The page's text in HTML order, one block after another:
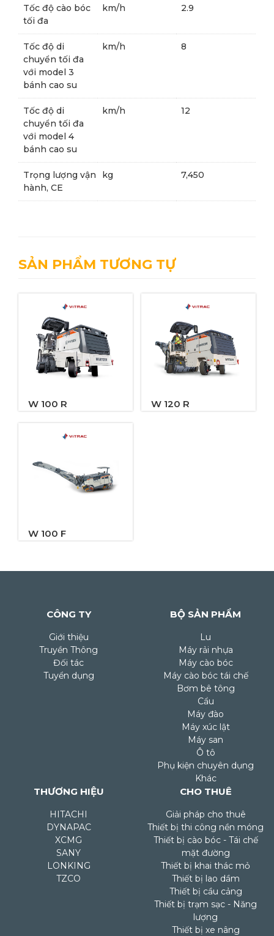
Tốc độ cào bóc
tối đa
km/h 2.9
Tốc độ di
chuyển tối đa
với model 3
bánh cao su
km/h 8
Tốc độ di
chuyển tối đa
với model 4
bánh cao su
km/h 12
Trọng lượng vận
hành, CE
kg 7,450
SẢN PHẨM TƯƠNG TỰ
W 100 R W 120 R
W 100 F
CÔNG TY
Giới thiệu
Truyền Thông
Đối tác
Tuyển dụng
BỘ SẢN PHẨM
Lu
Máy rải nhựa
Máy cào bóc
Máy cào bóc tái chế
Bơm bê tông
Cẩu
Máy đào
Máy xúc lật
Máy san
Ô tô
Phụ kiện chuyên dụng
Khác
THƯƠNG HIỆU
HITACHI
DYNAPAC
XCMG
SANY
LONKING
TZCO
CHO THUÊ
Giải pháp cho thuê
Thiết bị thi công nền móng
Thiết bị cào bóc - Tái chế
mặt đường
Thiết bị khai thác mỏ
Thiết bị lao dầm
Thiết bị cầu cảng
Thiết bị trạm sạc - Năng
lượng
Thiết bị xe nâng